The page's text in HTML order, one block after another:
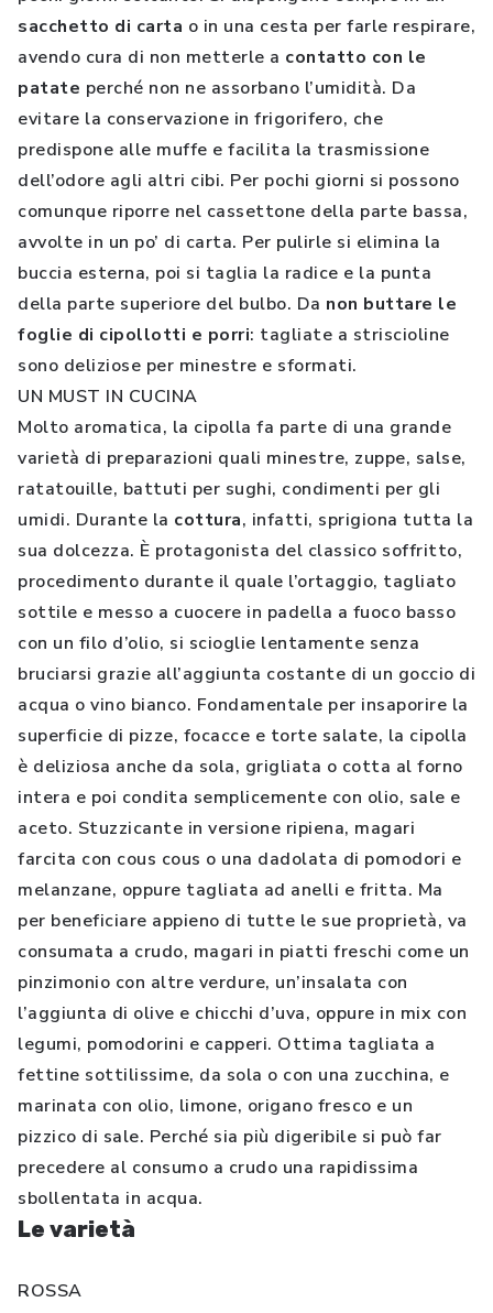
sacchetto di carta o in una cesta per farle respirare,
avendo cura di non metterle a contatto con le
patate perché non ne assorbano l’umidità. Da
evitare la conservazione in frigorifero, che
predispone alle muffe e facilita la trasmissione
dell’odore agli altri cibi. Per pochi giorni si possono
comunque riporre nel cassettone della parte bassa,
avvolte in un po’ di carta. Per pulirle si elimina la
buccia esterna, poi si taglia la radice e la punta
della parte superiore del bulbo. Da non buttare le
foglie di cipollotti e porri: tagliate a striscioline
sono deliziose per minestre e sformati.
UN MUST IN CUCINA
Molto aromatica, la cipolla fa parte di una grande
varietà di preparazioni quali minestre, zuppe, salse,
ratatouille, battuti per sughi, condimenti per gli
umidi. Durante la cottura, infatti, sprigiona tutta la
sua dolcezza. È protagonista del classico soffritto,
procedimento durante il quale l’ortaggio, tagliato
sottile e messo a cuocere in padella a fuoco basso
con un filo d’olio, si scioglie lentamente senza
bruciarsi grazie all’aggiunta costante di un goccio di
acqua o vino bianco. Fondamentale per insaporire la
superficie di pizze, focacce e torte salate, la cipolla
è deliziosa anche da sola, grigliata o cotta al forno
intera e poi condita semplicemente con olio, sale e
aceto. Stuzzicante in versione ripiena, magari
farcita con cous cous o una dadolata di pomodori e
melanzane, oppure tagliata ad anelli e fritta. Ma
per beneficiare appieno di tutte le sue proprietà, va
consumata a crudo, magari in piatti freschi come un
pinzimonio con altre verdure, un’insalata con
l’aggiunta di olive e chicchi d’uva, oppure in mix con
legumi, pomodorini e capperi. Ottima tagliata a
fettine sottilissime, da sola o con una zucchina, e
marinata con olio, limone, origano fresco e un
pizzico di sale. Perché sia più digeribile si può far
precedere al consumo a crudo una rapidissima
sbollentata in acqua.
Le varietà
ROSSA